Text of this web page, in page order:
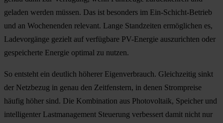
geladen werden müssen. Das ist besonders im Ein-Schicht-Betrieb
und an Wochenenden relevant. Lange Standzeiten ermöglichen es,
Ladevorgänge gezielt auf verfügbare PV-Energie auszurichten oder
gespeicherte Energie optimal zu nutzen.
So entsteht ein deutlich höherer Eigenverbrauch. Gleichzeitig sinkt
der Netzbezug in genau den Zeitfenstern, in denen Strompreise
häufig höher sind. Die Kombination aus Photovoltaik, Speicher und
intelligenter Lastmanagement Steuerung verbessert damit nicht nur